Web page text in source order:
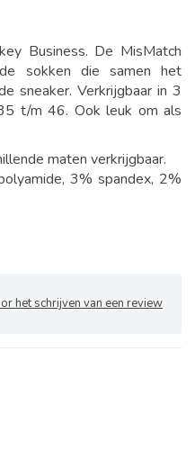
Business. De MisMatch
sokken die samen het
sneaker. Verkrijgbaar in 3
t/m 46. Ook leuk om als
maten verkrijgbaar.
3% spandex, 2%
het schrijven van een review